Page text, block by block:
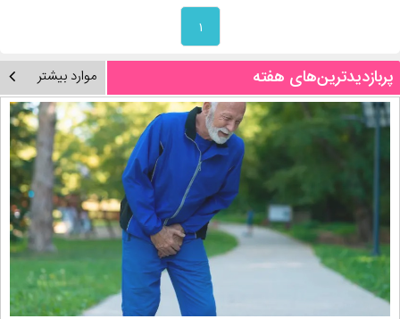
۱
پربازدیدترین‌های هفته موارد بیشتر